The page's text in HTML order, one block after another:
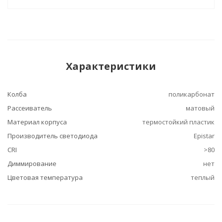
Характеристики
Колба
поликарбонат
Рассеиватель
матовый
Материал корпуса
термостойкий пластик
Производитель светодиода
Epistar
CRI
>80
Диммирование
нет
Цветовая температура
теплый